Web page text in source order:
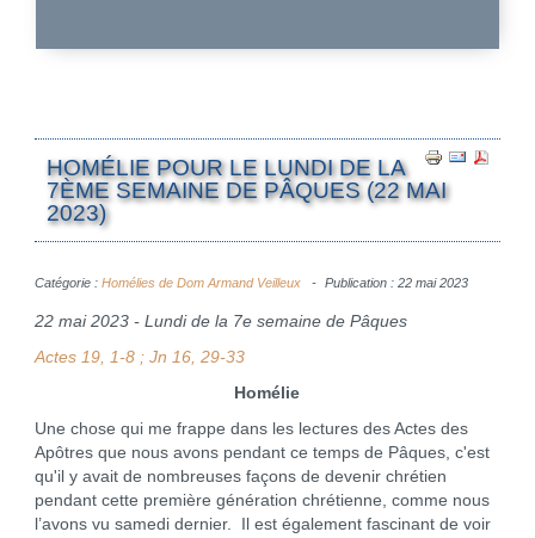
HOMÉLIE POUR LE LUNDI DE LA
7ÈME SEMAINE DE PÂQUES (22 MAI
2023)
Catégorie : Homélies de Dom Armand Veilleux Publication : 22 mai 2023
22 mai 2023 - Lundi de la 7e semaine de Pâques
Actes 19, 1-8 ; Jn 16, 29-33
Homélie
Une chose qui me frappe dans les lectures des Actes des
Apôtres que nous avons pendant ce temps de Pâques, c'est
qu'il y avait de nombreuses façons de devenir chrétien
pendant cette première génération chrétienne, comme nous
l’avons vu samedi dernier. Il est également fascinant de voir